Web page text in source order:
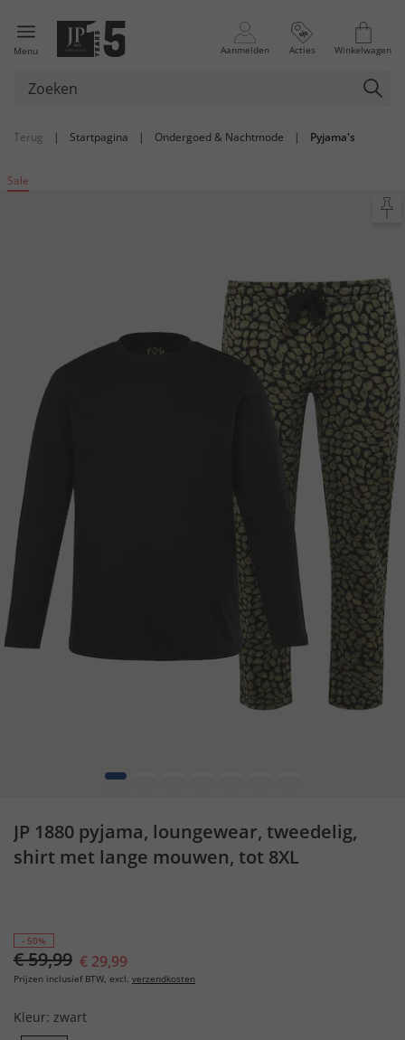
Menu Aanmelden Acties Winkelwagen
Terug | Startpagina | Ondergoed & Nachtmode | Pyjama's
Sale
1
JP 1880 pyjama, loungewear, tweedelig,
shirt met lange mouwen, tot 8XL
- 50%
€ 59,99 € 29,99
Prijzen inclusief BTW, excl. verzendkosten
Kleur: zwart